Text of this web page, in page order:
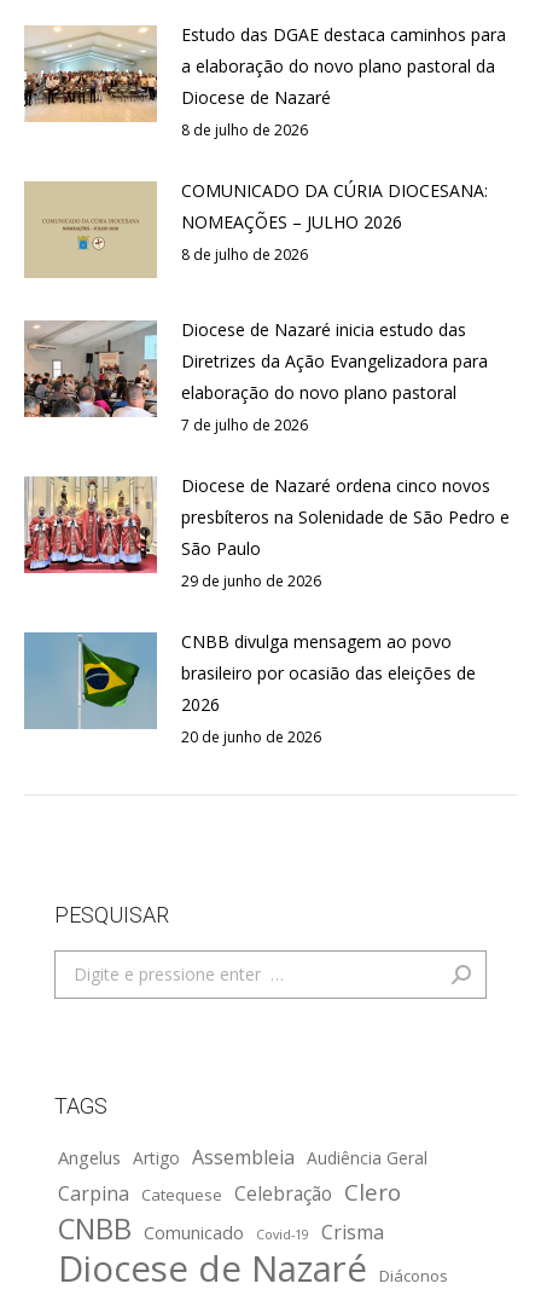
Estudo das DGAE destaca caminhos para
a elaboração do novo plano pastoral da
Diocese de Nazaré
8 de julho de 2026
COMUNICADO DA CÚRIA DIOCESANA:
NOMEAÇÕES – JULHO 2026
8 de julho de 2026
Diocese de Nazaré inicia estudo das
Diretrizes da Ação Evangelizadora para
elaboração do novo plano pastoral
7 de julho de 2026
Diocese de Nazaré ordena cinco novos
presbíteros na Solenidade de São Pedro e
São Paulo
29 de junho de 2026
CNBB divulga mensagem ao povo
brasileiro por ocasião das eleições de
2026
20 de junho de 2026
PESQUISAR
Search:
TAGS
Angelus Artigo Assembleia Audiência Geral
Carpina Catequese Celebração Clero
CNBB Comunicado Covid-19 Crisma
Diocese de Nazaré
Diáconos